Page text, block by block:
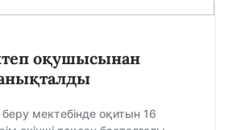
оқушысынан
мектебінде оқитын 16